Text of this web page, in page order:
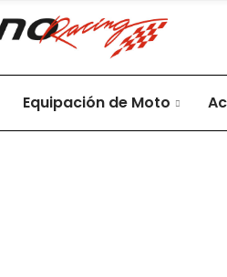
Equipación de Moto